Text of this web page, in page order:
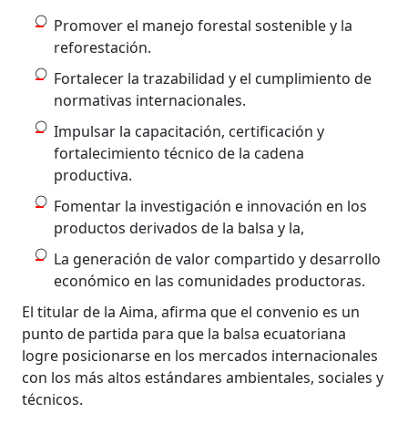
Promover el manejo forestal sostenible y la
reforestación.
Fortalecer la trazabilidad y el cumplimiento de
normativas internacionales.
Impulsar la capacitación, certificación y
fortalecimiento técnico de la cadena
productiva.
Fomentar la investigación e innovación en los
productos derivados de la balsa y la,
La generación de valor compartido y desarrollo
económico en las comunidades productoras.
El titular de la Aima, afirma que el convenio es un
punto de partida para que la balsa ecuatoriana
logre posicionarse en los mercados internacionales
con los más altos estándares ambientales, sociales y
técnicos.